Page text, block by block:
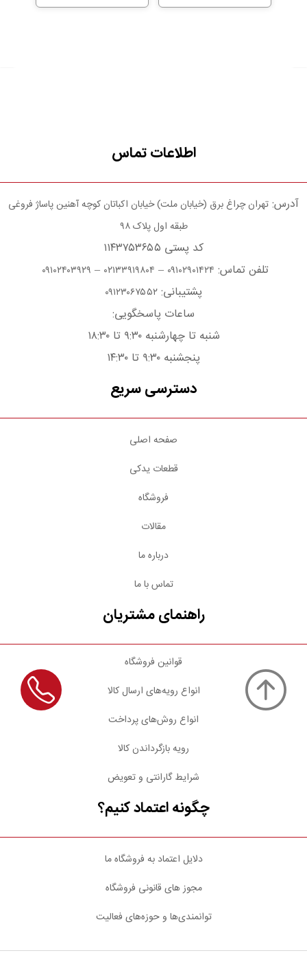
اطلاعات تماس
آدرس: تهران چراغ برق (خیابان ملت) خیابان اکباتان کوچه آهنین پاساژ فروغی
طبقه اول پلاک ۹۸
کد پستی ۱۱۴۳۷۵۳۶۵۵
تلفن تماس: ۰۹۱۰۲۹۰۱۴۲۴ – ۰۲۱۳۳۹۱۹۸۰۴ – ۰۹۱۰۲۴۰۳۹۲۹
پشتیبانی: ۰۹۱۲۳۰۶۷۵۵۲
ساعات پاسخگویی:
شنبه تا چهارشنبه ۹:۳۰ تا ۱۸:۳۰
پنجشنبه ۹:۳۰ تا ۱۴:۳۰
دسترسی سریع
صفحه اصلی
قطعات یدکی
فروشگاه
مقالات
درباره ما
تماس با ما
راهنمای مشتریان
قوانین فروشگاه
انواع رویه‌های ارسال کالا
انواع روش‌های پرداخت
رویه بازگرداندن کالا
شرایط گارانتی و تعویض
چگونه اعتماد کنیم؟
دلایل اعتماد به فروشگاه ما
مجوز های قانونی فروشگاه
توانمندی‌ها و حوزه‌های فعالیت